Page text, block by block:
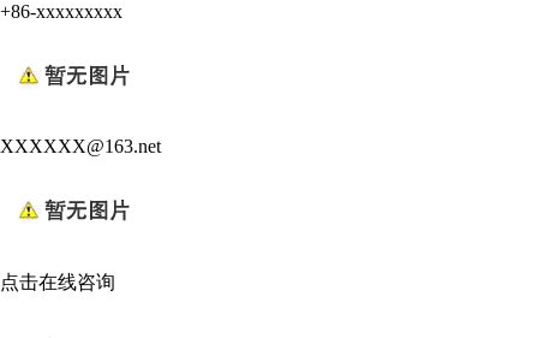
+86-xxxxxxxxx
XXXXXX@163.net
点击在线咨询